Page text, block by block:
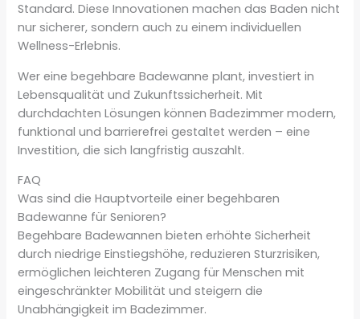
Standard. Diese Innovationen machen das Baden nicht
nur sicherer, sondern auch zu einem individuellen
Wellness-Erlebnis.
Wer eine begehbare Badewanne plant, investiert in
Lebensqualität und Zukunftssicherheit. Mit
durchdachten Lösungen können Badezimmer modern,
funktional und barrierefrei gestaltet werden – eine
Investition, die sich langfristig auszahlt.
FAQ
Was sind die Hauptvorteile einer begehbaren
Badewanne für Senioren?
Begehbare Badewannen bieten erhöhte Sicherheit
durch niedrige Einstiegshöhe, reduzieren Sturzrisiken,
ermöglichen leichteren Zugang für Menschen mit
eingeschränkter Mobilität und steigern die
Unabhängigkeit im Badezimmer.